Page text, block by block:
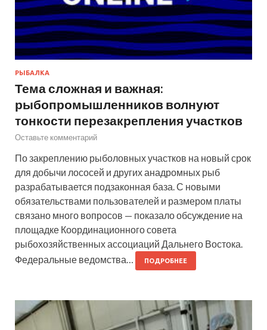
РЫБАЛКА
Тема сложная и важная:
рыбопромышленников волнуют
тонкости перезакрепления участков
Оставьте комментарий
По закреплению рыболовных участков на новый срок
для добычи лососей и других анадромных рыб
разрабатывается подзаконная база. С новыми
обязательствами пользователей и размером платы
связано много вопросов — показало обсуждение на
площадке Координационного совета
рыбохозяйственных ассоциаций Дальнего Востока.
Федеральные ведомства…
ПОДРОБНЕЕ